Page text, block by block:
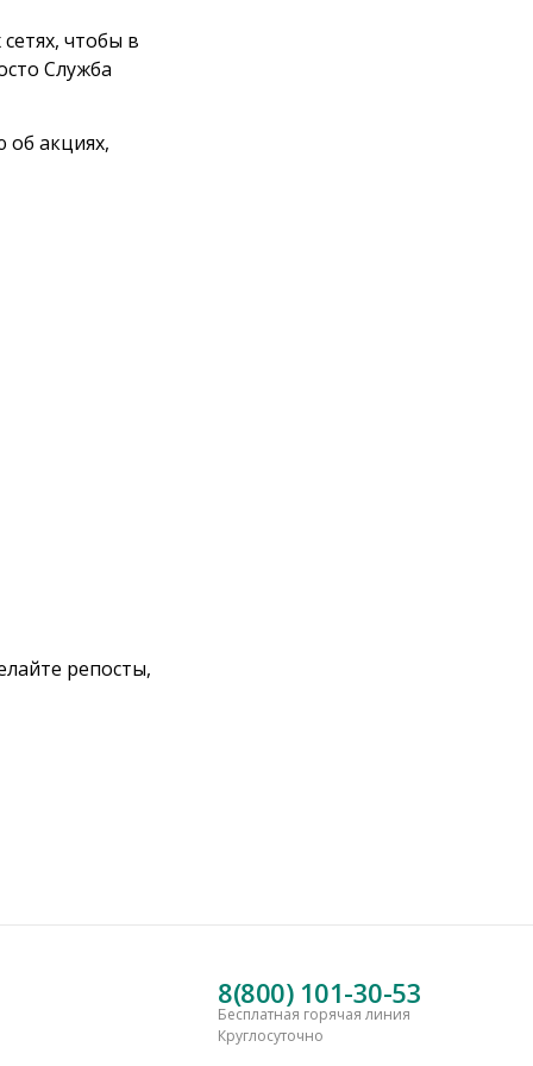
чтобы в
Служба
об акциях,
репосты,
8(800) 101-30-53
Бесплатная горячая линия
Круглосуточно